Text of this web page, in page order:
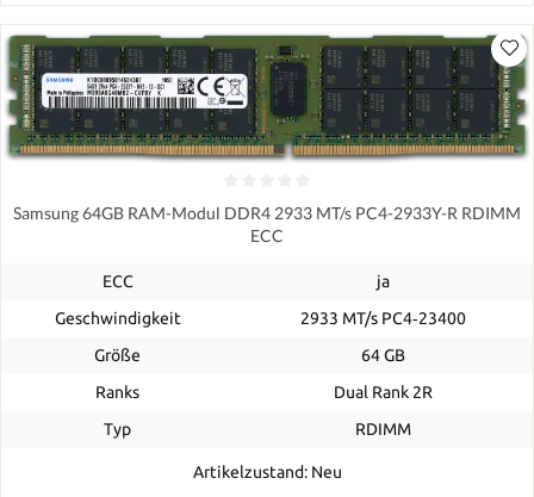
Samsung 64GB RAM-Modul DDR4 2933 MT/s PC4-2933Y-R RDIMM
ECC
ECC
ja
Geschwindigkeit
2933 MT/s PC4‑23400
Größe
64 GB
Ranks
Dual Rank 2R
Typ
RDIMM
Artikelzustand: Neu